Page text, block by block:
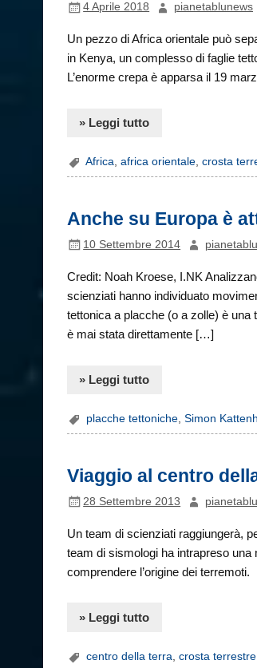
4 Aprile 2018 pianetablunews
Un pezzo di Africa orientale può
in Kenya, un complesso di faglie
L’enorme crepa è apparsa il 19
» Leggi tutto
Africa,africa orientale,crosta
Anche su Europa è
10 Settembre 2014
Credit: Noah Kroese, I.NK
scienziati hanno individuato
tettonica a placche (o a zolle) è una
è mai stata direttamente […]
» Leggi tutto
placche tettoniche ,Simon
Viaggio al centro
28 Settembre 2013
Un team di scienziati raggiungerà,
team di sismologi ha intrapreso
comprendere l’origine dei terremoti.
» Leggi tutto
centro della terra ,crosta terrestre